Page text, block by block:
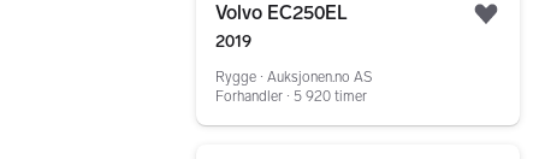
Volvo EC250EL
2019
Rygge ∙ Auksjonen.no AS
Forhandler ∙ 5 920 timer